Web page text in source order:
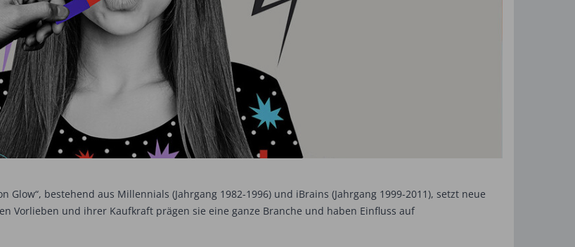
bestehend aus Millennials (Jahrgang 1982-1996) und iBrains (Jahrgang 1999-2011), setzt neue
Vorlieben und ihrer Kaufkraft prägen sie eine ganze Branche und haben Einfluss auf